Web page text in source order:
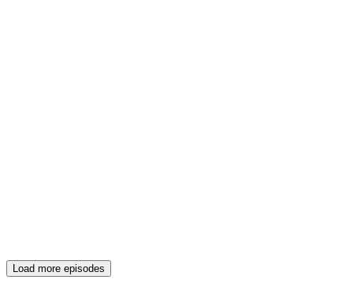
Load more episodes